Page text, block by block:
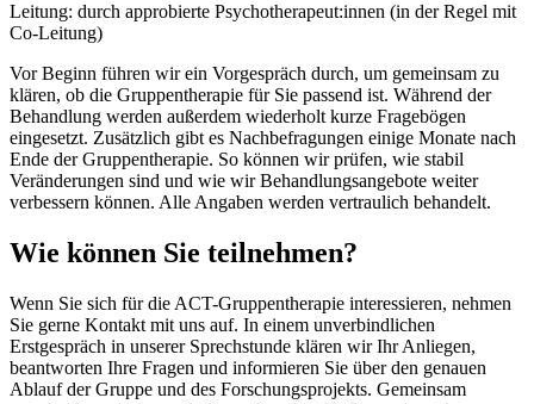
Leitung: durch approbierte Psychotherapeut:innen (in der Regel mit
Co-Leitung)
Vor Beginn führen wir ein Vorgespräch durch, um gemeinsam zu
klären, ob die Gruppentherapie für Sie passend ist. Während der
Behandlung werden außerdem wiederholt kurze Fragebögen
eingesetzt. Zusätzlich gibt es Nachbefragungen einige Monate nach
Ende der Gruppentherapie. So können wir prüfen, wie stabil
Veränderungen sind und wie wir Behandlungsangebote weiter
verbessern können. Alle Angaben werden vertraulich behandelt.
Wie können Sie teilnehmen?
Wenn Sie sich für die ACT-Gruppentherapie interessieren, nehmen
Sie gerne Kontakt mit uns auf. In einem unverbindlichen
Erstgespräch in unserer Sprechstunde klären wir Ihr Anliegen,
beantworten Ihre Fragen und informieren Sie über den genauen
Ablauf der Gruppe und des Forschungsprojekts. Gemeinsam